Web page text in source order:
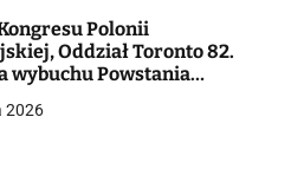
Polonii
Oddział Toronto 82.
wybuchu Powstania
2026